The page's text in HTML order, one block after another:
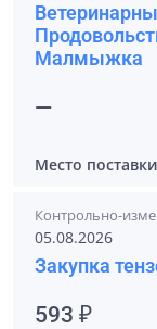
Малмыжка
—
Место
Контрольно-
05.08.2026
Закупка
593 ₽